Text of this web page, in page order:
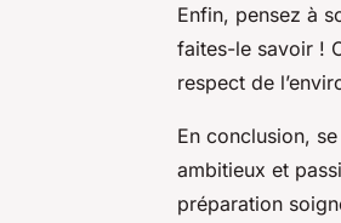
Enfin, pensez à
faites-le savoir !
respect de
En conclusion,
ambitieux et
préparation